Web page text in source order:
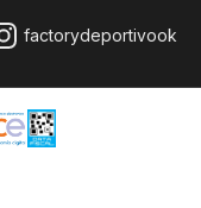
factorydeportivook